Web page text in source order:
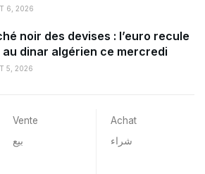
6, 2026
noir des devises : l’euro recule
dinar algérien ce mercredi
5, 2026
Vente
بيع
Achat
شراء